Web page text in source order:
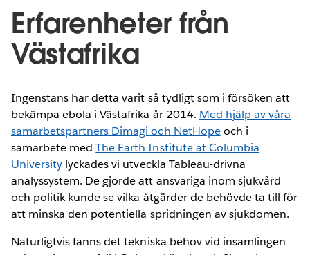
Erfarenheter från
Västafrika
Ingenstans har detta varit så tydligt som i försöken att
bekämpa ebola i Västafrika år 2014. Med hjälp av våra
samarbetspartners Dimagi och NetHopeoch i
samarbete medThe Earth Institute at Columbia
University lyckades vi utveckla Tableau-drivna
analyssystem. De gjorde att ansvariga inom sjukvård
och politik kunde se vilka åtgärder de behövde ta till för
att minska den potentiella spridningen av sjukdomen.
Naturligtvis fanns det tekniska behov vid insamlingen